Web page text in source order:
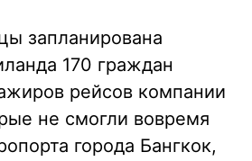
запланирована
170 граждан
рейсов компании
не смогли вовремя
города Бангкок,